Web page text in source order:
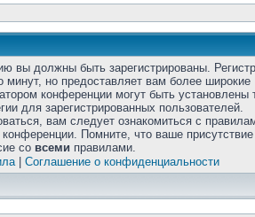
вы должны быть зарегистрированы.
минут, но предоставляет вам более широкие
конференции могут быть установлены
для зарегистрированных пользователей.
вам следует ознакомиться с
Помните, что ваше
со всеми правилами.
| Соглашение о конфиденциальности